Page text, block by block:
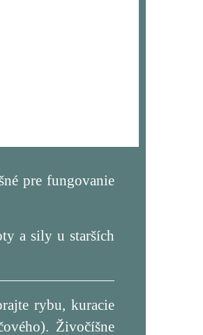
pre fungovanie
a sily u starších
rybu, kuracie
Živočíšne